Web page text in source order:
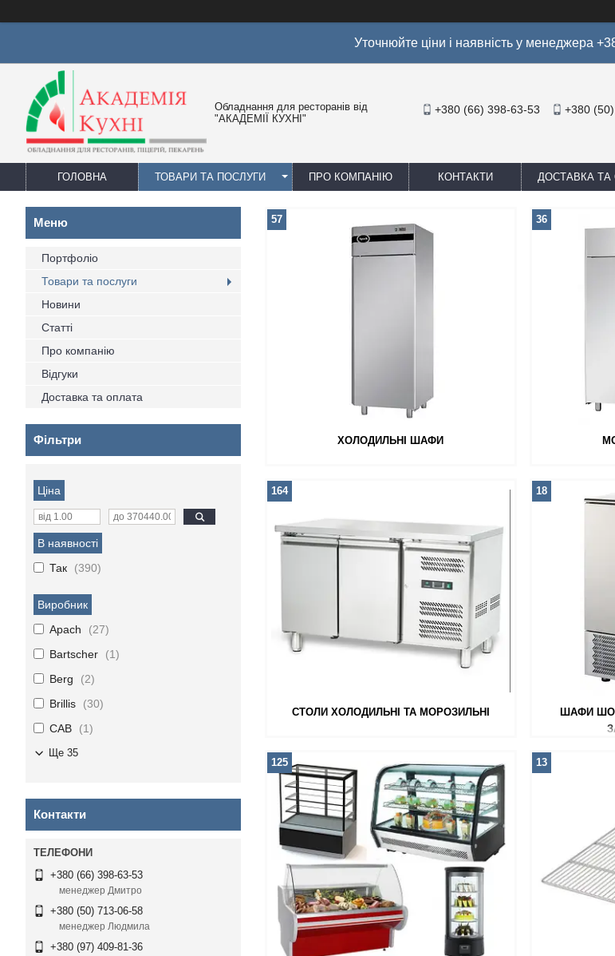
Уточнюйте ціни і наявність у менеджера
Обладнання для ресторанів від
"АКАДЕМІЇ КУХНІ"
+380 (66) 398-63-53 +380
ГОЛОВНА ТОВАРИ ТА ПОСЛУГИ ПРО КОМПАНІЮ КОНТАКТИ ДОСТАВКА ТА
ХОЛОДИЛЬНІ ШАФИ
57 36
СТОЛИ ХОЛОДИЛЬНІ ТА МОРОЗИЛЬНІ
164
ШАФИ
18
125 13
Портфоліо
Товари та послуги
Новини
Статті
Про компанію
Відгуки
Доставка та оплата
Фільтри
Ціна
В наявності
Так
390
Виробник
Apach
27
Bartscher
1
Berg
2
Brillis
30
CAB
1
Ще 35
Контакти
+380 (66) 398-63-53
менеджер Дмитро
+380 (50) 713-06-58
менеджер Людмила
+380 (97) 409-81-36